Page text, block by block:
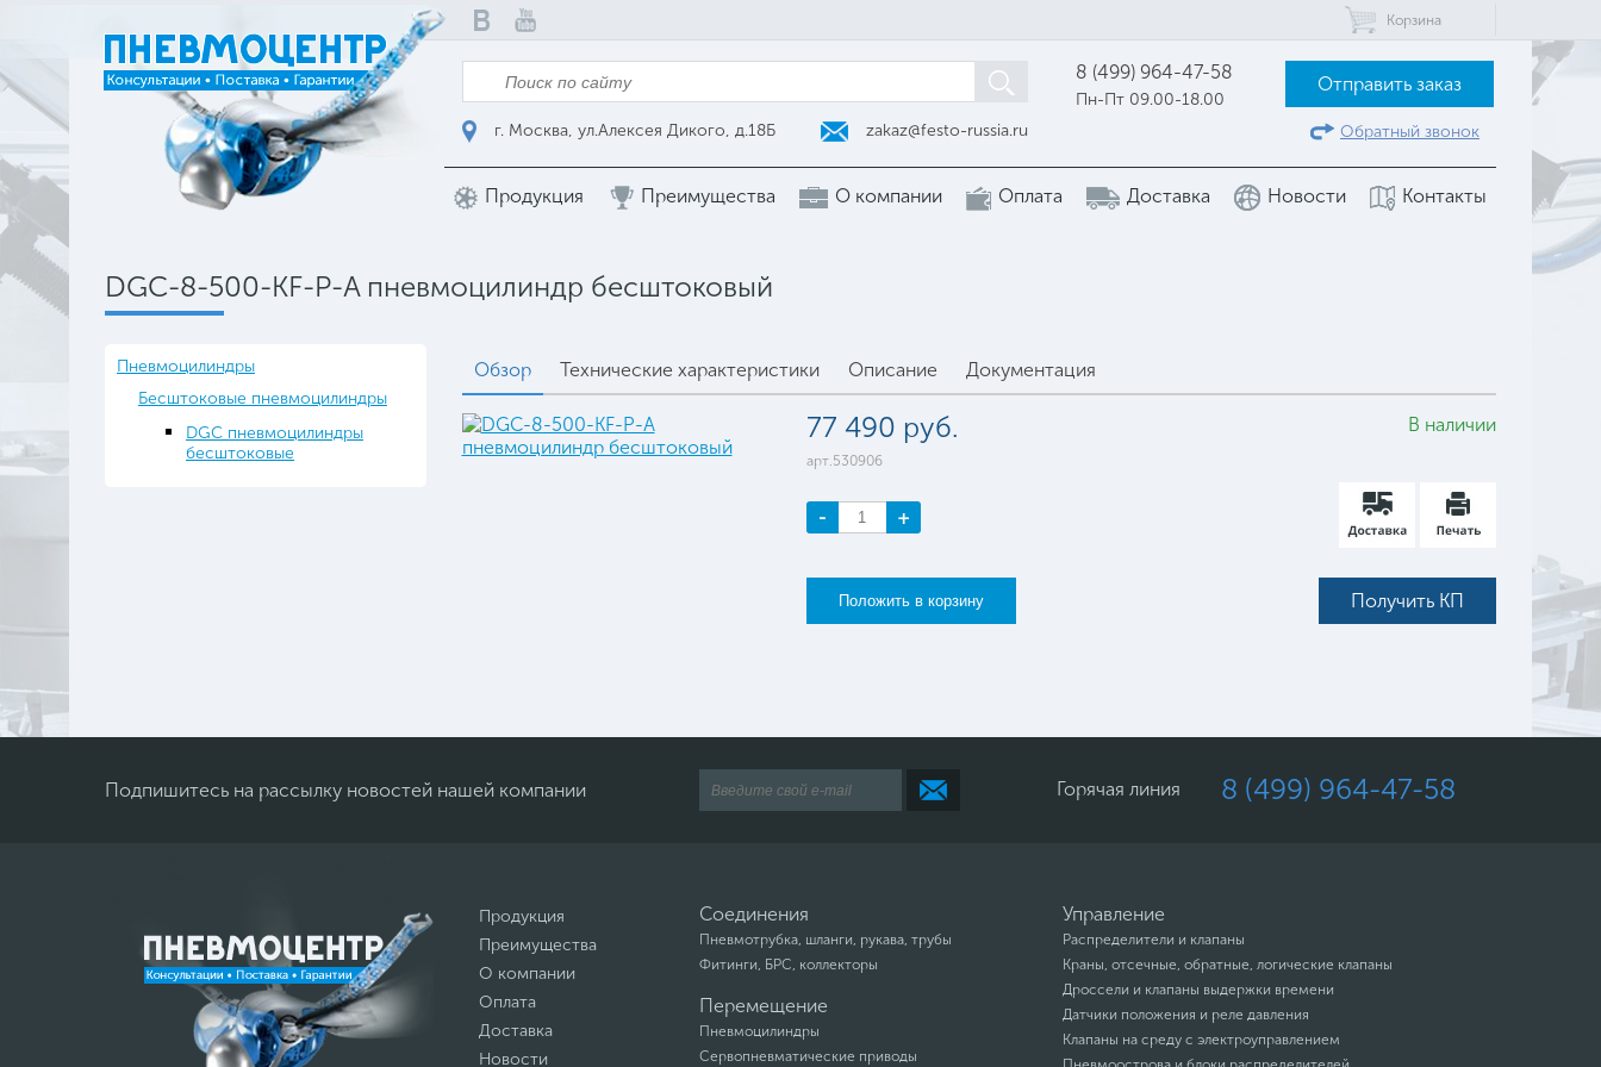
Корзина
г. Москва, ул.Алексея Дикого, д.18Б zakaz@festo-russia.ru
8 (499) 964-47-58
Пн-Пт 09.00-18.00
Отправить заказ
Обратный звонок
Продукция Преимущества О компании Оплата Доставка Новости Контакты
DGC-8-500-KF-P-A пневмоцилиндр бесштоковый
Пневмоцилиндры
Бесштоковые пневмоцилиндры
DGC пневмоцилиндры
бесштоковые
Обзор Технические характеристики Описание Документация
77 490 руб.
арт.530906
В наличии
- +
Получить КП
Подпишитесь на рассылку новостей нашей компании Горячая линия 8 (499) 964-47-58
Продукция
Преимущества
О компании
Оплата
Доставка
Новости
Соединения
Пневмотрубка, шланги, рукава, трубы
Фитинги, БРС, коллекторы
Перемещение
Пневмоцилиндры
Сервопневматические приводы
Управление
Распределители и клапаны
Краны, отсечные, обратные, логические клапаны
Дроссели и клапаны выдержки времени
Датчики положения и реле давления
Клапаны на среду с электроуправлением